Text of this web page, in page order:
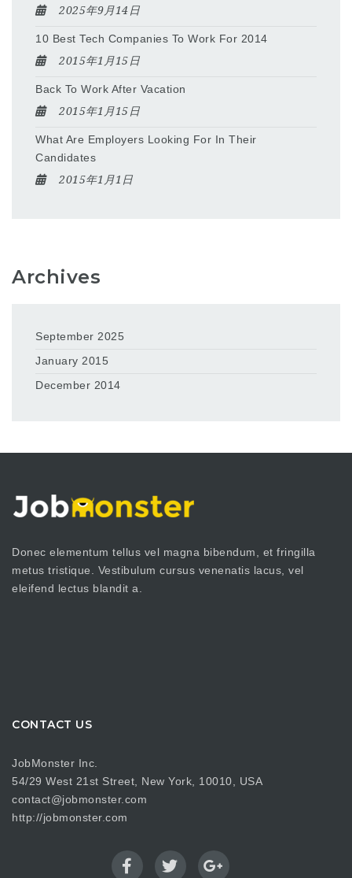
2025年9月14日
10 Best Tech Companies To Work For 2014
2015年1月15日
Back To Work After Vacation
2015年1月15日
What Are Employers Looking For In Their
Candidates
2015年1月1日
Archives
September 2025
January 2015
December 2014
Donec elementum tellus vel magna bibendum, et fringilla
metus tristique. Vestibulum cursus venenatis lacus, vel
eleifend lectus blandit a.
CONTACT US
JobMonster Inc.
54/29 West 21st Street, New York, 10010, USA
contact@jobmonster.com
http://jobmonster.com